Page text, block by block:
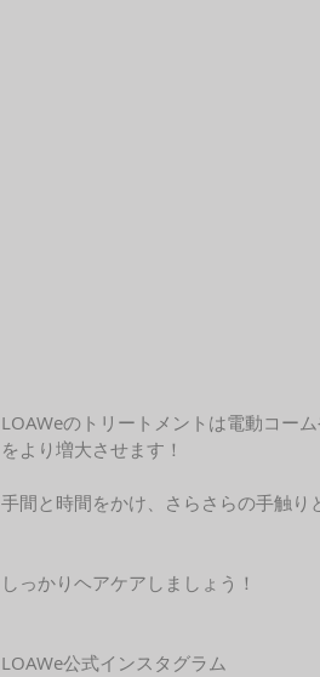
LOAWeのトリートメントは電動コー
をより増大させます！
手間と時間をかけ、さらさらの手触り
しっかりヘアケアしましょう！
LOAWe公式インスタグラム